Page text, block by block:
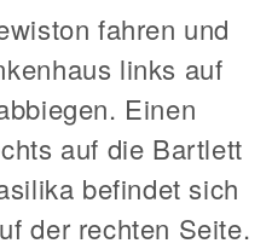
fahren und
links auf
Einen
auf die Bartlett
befindet sich
der rechten Seite.